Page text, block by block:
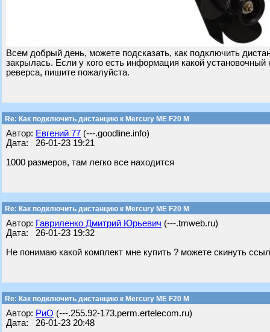
Всем добрый день, можете подсказать, как подключить
закрылась. Если у кого есть информация какой
реверса, пишите пожалуйста.
Re: Как подключить дистанцию к Mercury ME F20 M
Автор: Евгений 77 (---.goodline.info)
Дата: 26-01-23 19:21
1000 размеров, там легко все находится
Re: Как подключить дистанцию к Mercury ME F20 M
Автор: Гавриленко Дмитрий Юрьевич (---.tmweb.ru)
Дата: 26-01-23 19:32
Не понимаю какой комплект мне купить ? можете скинуть
Re: Как подключить дистанцию к Mercury ME F20 M
Автор: РиО (---.255.92-173.perm.ertelecom.ru)
Дата: 26-01-23 20:48